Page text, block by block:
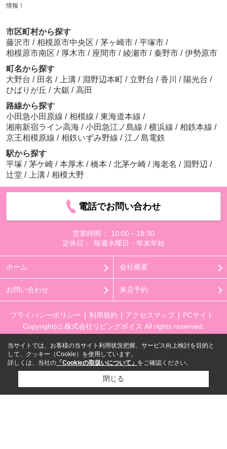
情報！
市区町村から探す
藤沢市 / 相模原市中央区 / 茅ヶ崎市 / 平塚市 /
相模原市南区 / 厚木市 / 座間市 / 綾瀬市 / 秦野市 / 伊勢原市
町名から探す
大野台 / 田名 / 上溝 / 淵野辺本町 / 立野台 / 香川 / 陽光台 /
ひばりが丘 / 大鋸 / 高田
路線から探す
小田急小田原線 / 相模線 / 東海道本線 /
湘南新宿ライン高海 / 小田急江ノ島線 / 横浜線 / 相鉄本線 /
京王相模原線 / 相鉄いずみ野線 / 江ノ島電鉄
駅から探す
平塚 / 茅ケ崎 / 本厚木 / 橋本 / 北茅ケ崎 / 海老名 / 淵野辺 /
辻堂 / 上溝 / 相模大野
電話でお問い合わせ
営業時間：
10:00～18:30
定休日：
毎週水曜日・年末年始
ホーム 会社概要
お問い合わせ 来店予約
プライバシーポリシー 利用規約 アクセスマップ
PCサイト
Copyright(c) 株式会社リビングボイス All rights reserved.
当サイトでは、お客様の当サイト利用状況把握、サービス向上検討を目的と
して、クッキー（Cookie）を使用しています。
詳しくは、当社の 「Cookieの取扱いについて」 をご確認ください。
閉じる